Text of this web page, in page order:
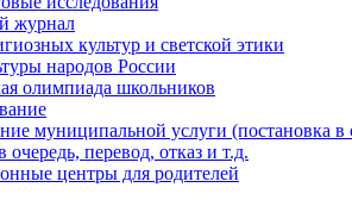
журнал
культур и светской этики
народов России
олимпиада школьников
муниципальной услуги (постановка
очередь, перевод, отказ и т.д.
центры для родителей